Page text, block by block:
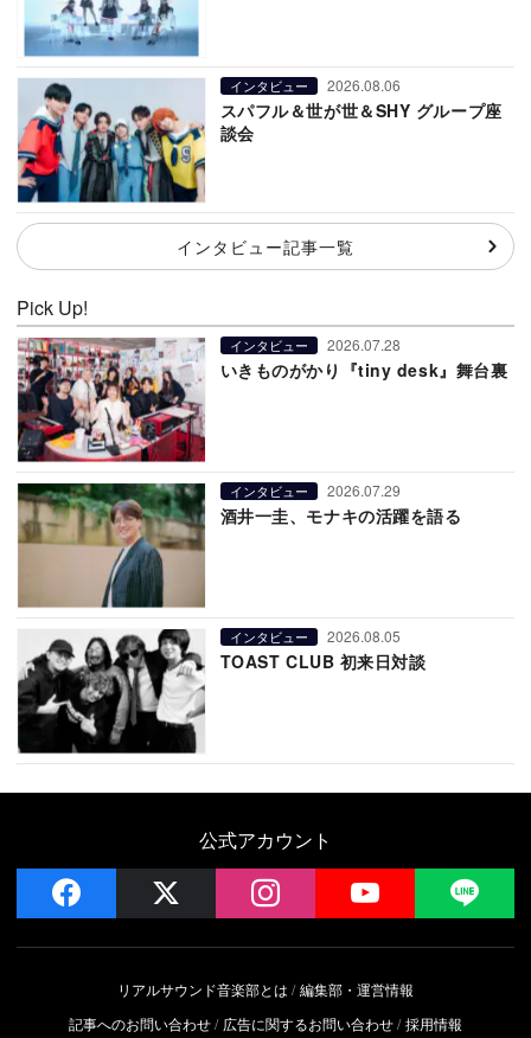
インタビュー 2026.08.06
スパフル＆世が世＆SHY グループ座
談会
インタビュー記事一覧
Pick Up!
インタビュー 2026.07.28
いきものがかり『tiny desk』舞台裏
インタビュー 2026.07.29
酒井一圭、モナキの活躍を語る
インタビュー 2026.08.05
TOAST CLUB 初来日対談
公式アカウント
facebook instagram YouTube
リアルサウンド音楽部とは
編集部・運営情報
記事へのお問い合わせ
広告に関するお問い合わせ 採用情報